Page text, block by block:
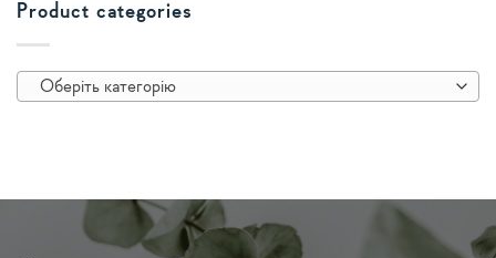
Product categories
Оберіть категорію